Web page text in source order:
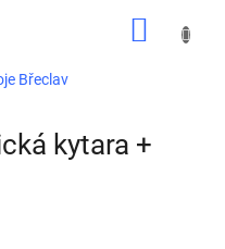
Břeclav
kytara +